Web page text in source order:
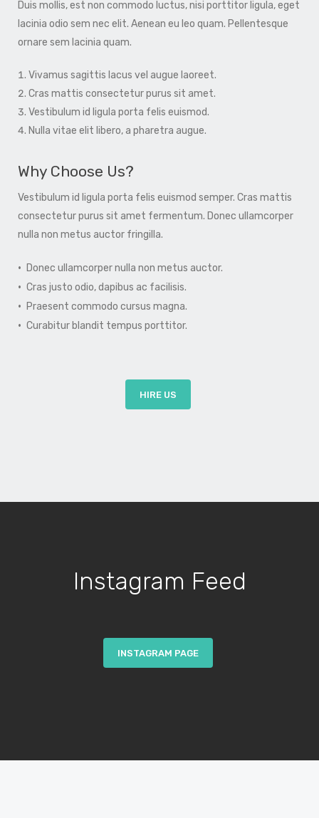
Duis mollis, est non commodo luctus, nisi porttitor ligula, eget
lacinia odio sem nec elit. Aenean eu leo quam. Pellentesque
ornare sem lacinia quam.
Vivamus sagittis lacus vel augue laoreet.
Cras mattis consectetur purus sit amet.
Vestibulum id ligula porta felis euismod.
Nulla vitae elit libero, a pharetra augue.
Why Choose Us?
Vestibulum id ligula porta felis euismod semper. Cras mattis
consectetur purus sit amet fermentum. Donec ullamcorper
nulla non metus auctor fringilla.
Donec ullamcorper nulla non metus auctor.
Cras justo odio, dapibus ac facilisis.
Praesent commodo cursus magna.
Curabitur blandit tempus porttitor.
HIRE US
Instagram Feed
INSTAGRAM PAGE